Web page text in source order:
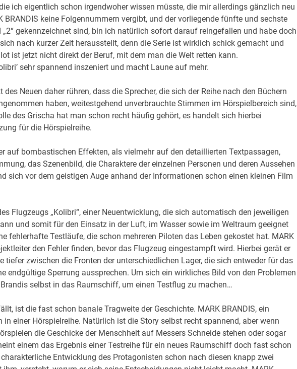
ich eigentlich schon irgendwoher wissen müsste, die mir allerdings gänzlich neu
BRANDIS keine Folgennummern vergibt, und der vorliegende fünfte und sechste
gekennzeichnet sind, bin ich natürlich sofort darauf reingefallen und habe doch
nach kurzer Zeit herausstellt, denn die Serie ist wirklich schick gemacht und
ist jetzt nicht direkt der Beruf, mit dem man die Welt retten kann.
sehr spannend inszeniert und macht Laune auf mehr.
Neuen daher rühren, dass die Sprecher, die sich der Reihe nach den Büchern
haben, weitestgehend unverbrauchte Stimmen im Hörspielbereich sind,
des Grischa hat man schon recht häufig gehört, es handelt sich hierbei
für die Hörspielreihe.
auf bombastischen Effekten, als vielmehr auf den detaillierten Textpassagen,
das Szenenbild, die Charaktere der einzelnen Personen und deren Aussehen
sich vor dem geistigen Auge anhand der Informationen schon einen kleinen Film
Flugzeugs „Kolibri“, einer Neuentwicklung, die sich automatisch den jeweiligen
und somit für den Einsatz in der Luft, im Wasser sowie im Weltraum geeignet
fehlerhafte Testläufe, die schon mehreren Piloten das Leben gekostet hat. MARK
den Fehler finden, bevor das Flugzeug eingestampft wird. Hierbei gerät er
tiefer zwischen die Fronten der unterschiedlichen Lager, die sich entweder für das
endgültige Sperrung aussprechen. Um sich ein wirkliches Bild von den Problemen
selbst in das Raumschiff, um einen Testflug zu machen…
ist die fast schon banale Tragweite der Geschichte. MARK BRANDIS, ein
in einer Hörspielreihe. Natürlich ist die Story selbst recht spannend, aber wenn
die Geschicke der Menschheit auf Messers Schneide stehen oder sogar
einem das Ergebnis einer Testreihe für ein neues Raumschiff doch fast schon
Entwicklung des Protagonisten schon nach diesen knapp zwei